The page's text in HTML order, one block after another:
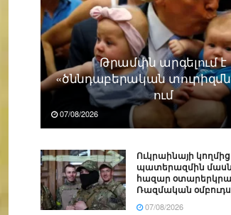
Թրամփն արգելում է
«ծննդաբերական
ում
07/08/2026
Ուկրաինայի կողմից
պատերազմին
հազար
Ռազմական
07/08/2026